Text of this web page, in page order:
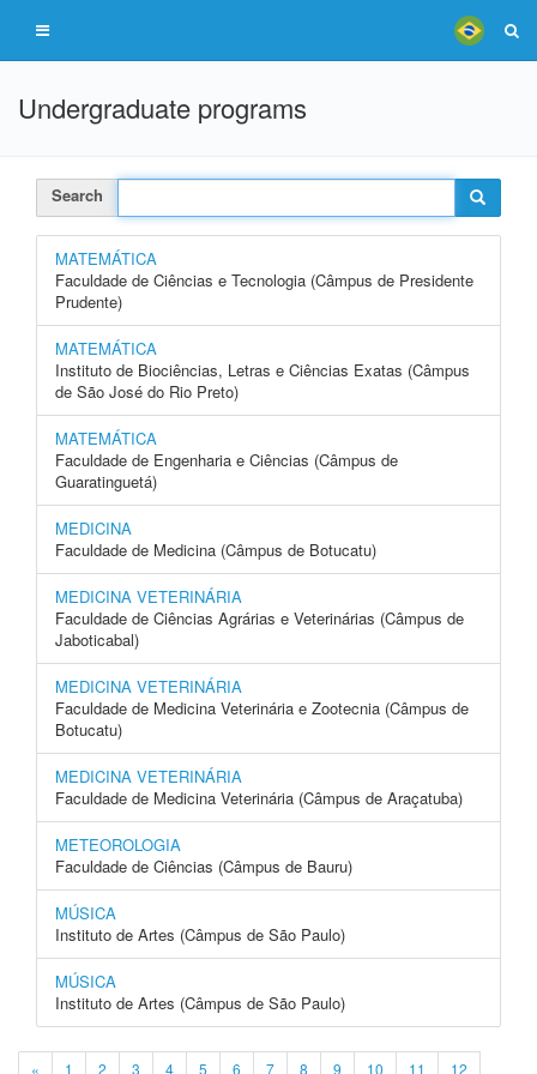
Undergraduate programs
Search
MATEMÁTICA
Faculdade de Ciências e Tecnologia (Câmpus de Presidente
Prudente)
MATEMÁTICA
Instituto de Biociências, Letras e Ciências Exatas (Câmpus
de São José do Rio Preto)
MATEMÁTICA
Faculdade de Engenharia e Ciências (Câmpus de
Guaratinguetá)
MEDICINA
Faculdade de Medicina (Câmpus de Botucatu)
MEDICINA VETERINÁRIA
Faculdade de Ciências Agrárias e Veterinárias (Câmpus de
Jaboticabal)
MEDICINA VETERINÁRIA
Faculdade de Medicina Veterinária e Zootecnia (Câmpus de
Botucatu)
MEDICINA VETERINÁRIA
Faculdade de Medicina Veterinária (Câmpus de Araçatuba)
METEOROLOGIA
Faculdade de Ciências (Câmpus de Bauru)
MÚSICA
Instituto de Artes (Câmpus de São Paulo)
MÚSICA
Instituto de Artes (Câmpus de São Paulo)
« 1 2 3 4 5 6 7 8 9 10 11 12